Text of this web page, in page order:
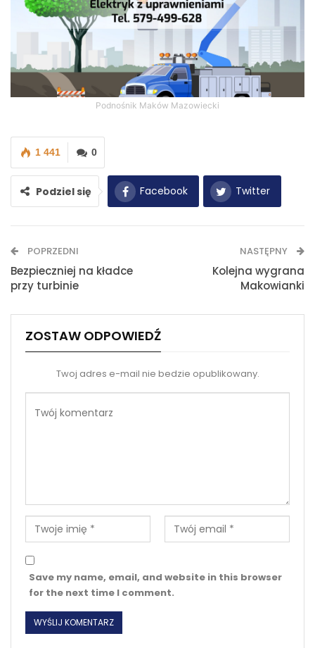
Podnośnik Maków Mazowiecki
0
1 441
Podziel się Facebook Twitter
Drukuj
POPRZEDNI
Bezpieczniej na kładce
przy turbinie
NASTĘPNY
Kolejna wygrana
Makowianki
ZOSTAW ODPOWIEDŹ
Twoj adres e-mail nie bedzie opublikowany.
Save my name, email, and website in this browser
for the next time I comment.